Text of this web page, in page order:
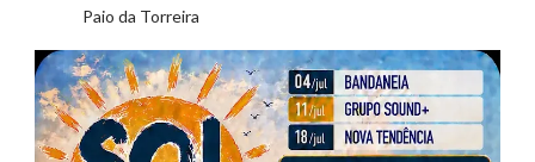
Paio da Torreira